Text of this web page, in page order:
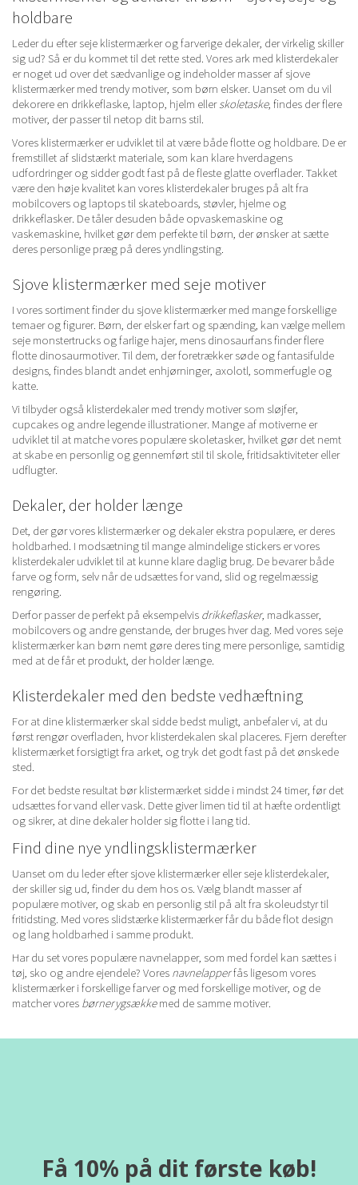
holdbare
Leder du efter seje klistermærker og farverige dekaler, der virkelig skiller
sig ud? Så er du kommet til det rette sted. Vores ark med klisterdekaler
er noget ud over det sædvanlige og indeholder masser af sjove
klistermærker med trendy motiver, som børn elsker. Uanset om du vil
dekorere en drikkeflaske, laptop, hjelm ellerskoletaske, findes der flere
motiver, der passer til netop dit barns stil.
Vores klistermærker er udviklet til at være både flotte og holdbare. De er
fremstillet af slidstærkt materiale, som kan klare hverdagens
udfordringer og sidder godt fast på de fleste glatte overflader. Takket
være den høje kvalitet kan vores klisterdekaler bruges på alt fra
mobilcovers og laptops til skateboards, støvler, hjelme og
drikkeflasker. De tåler desuden både opvaskemaskine og
vaskemaskine, hvilket gør dem perfekte til børn, der ønsker at sætte
deres personlige præg på deres yndlingsting.
Sjove klistermærker med seje motiver
I vores sortiment finder du sjove klistermærker med mange forskellige
temaer og figurer. Børn, der elsker fart og spænding, kan vælge mellem
seje monstertrucks og farlige hajer, mens dinosaurfans finder flere
flotte dinosaurmotiver. Til dem, der foretrækker søde og fantasifulde
designs, findes blandt andet enhjørninger, axolotl, sommerfugle og
katte.
Vi tilbyder også klisterdekaler med trendy motiver som sløjfer,
cupcakes og andre legende illustrationer. Mange af motiverne er
udviklet til at matche vores populære skoletasker, hvilket gør det nemt
at skabe en personlig og gennemført stil til skole, fritidsaktiviteter eller
udflugter.
Dekaler, der holder længe
Det, der gør vores klistermærker og dekaler ekstra populære, er deres
holdbarhed. I modsætning til mange almindelige stickers er vores
klisterdekaler udviklet til at kunne klare daglig brug. De bevarer både
farve og form, selv når de udsættes for vand, slid og regelmæssig
rengøring.
Derfor passer de perfekt på eksempelvis drikkeflasker, madkasser,
mobilcovers og andre genstande, der bruges hver dag. Med vores seje
klistermærker kan børn nemt gøre deres ting mere personlige, samtidig
med at de får et produkt, der holder længe.
Klisterdekaler med den bedste vedhæftning
For at dine klistermærker skal sidde bedst muligt, anbefaler vi, at du
først rengør overfladen, hvor klisterdekalen skal placeres. Fjern derefter
klistermærket forsigtigt fra arket, og tryk det godt fast på det ønskede
sted.
For det bedste resultat bør klistermærket sidde i mindst 24 timer, før det
udsættes for vand eller vask. Dette giver limen tid til at hæfte ordentligt
og sikrer, at dine dekaler holder sig flotte i lang tid.
Find dine nye yndlingsklistermærker
Uanset om du leder efter sjove klistermærker eller seje klisterdekaler,
der skiller sig ud, finder du dem hos os. Vælg blandt masser af
populære motiver, og skab en personlig stil på alt fra skoleudstyr til
fritidsting. Med vores slidstærke klistermærker får du både flot design
og lang holdbarhed i samme produkt.
Har du set vores populære navnelapper, som med fordel kan sættes i
tøj, sko og andre ejendele? Vores navnelapperfås ligesom vores
klistermærker i forskellige farver og med forskellige motiver, og de
matcher vores børnerygsækkemed de samme motiver.
Få 10% på dit første køb!